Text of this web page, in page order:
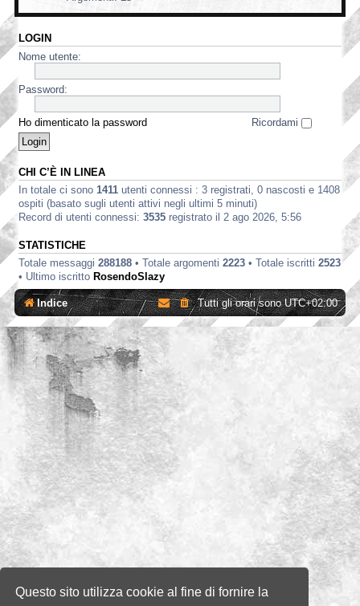
Questo sito utilizza cookie al fine di fornire la
LOGIN
Nome utente:
Password:
Ho dimenticato la password Ricordami
CHI C’È IN LINEA
In totale ci sono 1411 utenti connessi : 3 registrati, 0 nascosti e 1408
ospiti (basato sugli utenti attivi negli ultimi 5 minuti)
Record di utenti connessi: 3535 registrato il 2 ago 2026, 5:56
STATISTICHE
Totale messaggi 288188 • Totale argomenti 2223 • Totale iscritti 2523
• Ultimo iscritto RosendoSlazy
Indice Tutti gli orari sonoUTC+02:00